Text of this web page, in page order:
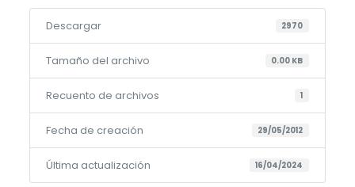
Descargar 2970
Tamaño del archivo 0.00 KB
Recuento de archivos 1
Fecha de creación 29/05/2012
Última actualización 16/04/2024